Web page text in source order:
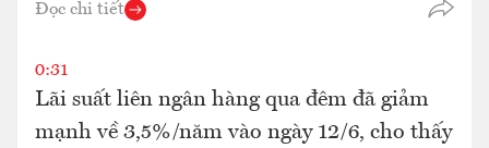
Đọc chi tiết
0:31
Lãi suất liên ngân hàng qua đêm đã giảm
mạnh về 3,5%/năm vào ngày 12/6, cho thấy